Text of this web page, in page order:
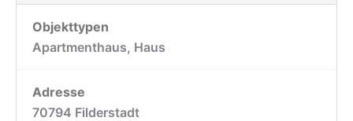
Objekttypen
Apartmenthaus, Haus
Adresse
70794 Filderstadt